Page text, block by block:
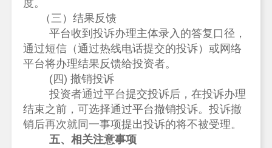
度。
（三）结果反馈
平台收到投诉办理主体录入的答复口径，
通过短信（通过热线电话提交的投诉）或网络
平台将办理结果反馈给投资者。
(四) 撤销投诉
投资者通过平台提交投诉后，在投诉办理
结束之前，可选择通过平台撤销投诉。投诉撤
销后再次就同一事项提出投诉的将不被受理。
五、相关注意事项